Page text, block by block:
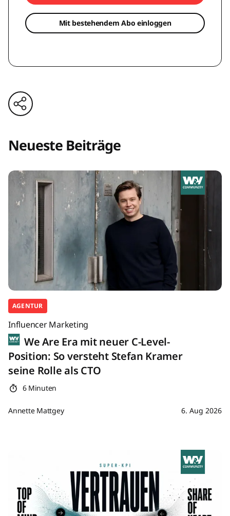
Mit bestehendem Abo einloggen
Neueste Beiträge
AGENTUR
Influencer Marketing
We Are Era mit neuer C-Level-
Position: So versteht Stefan Kramer
seine Rolle als CTO
6 Minuten
Annette Mattgey 6. Aug 2026